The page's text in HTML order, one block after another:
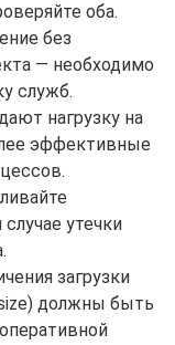
оба.
без
— необходимо
служб.
нагрузку на
эффективные
утечки
загрузки
должны быть